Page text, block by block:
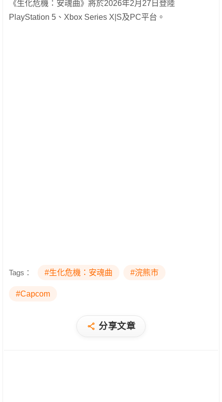
《生化危機：安魂曲》將於2026年2月27日登陸
PlayStation 5、Xbox Series X|S及PC平台。
Tags： #生化危機：安魂曲 #浣熊市
#Capcom
分享文章